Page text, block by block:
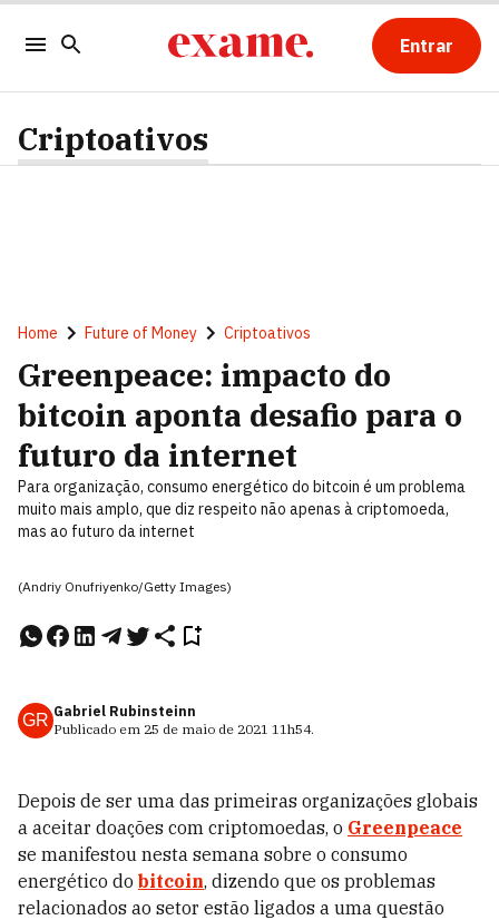
Entrar
Criptoativos
Home Future of Money Criptoativos
Greenpeace: impacto do
bitcoin aponta desafio para o
futuro da internet
Para organização, consumo energético do bitcoin é um problema
muito mais amplo, que diz respeito não apenas à criptomoeda,
mas ao futuro da internet
(Andriy Onufriyenko/Getty Images)
GR Gabriel Rubinsteinn
Publicado em 25 de maio de 2021 11h54.
Depois de ser uma das primeiras organizações globais
a aceitar doações com criptomoedas, o Greenpeace
se manifestou nesta semana sobre o consumo
energético do bitcoin, dizendo que os problemas
relacionados ao setor estão ligados a uma questão